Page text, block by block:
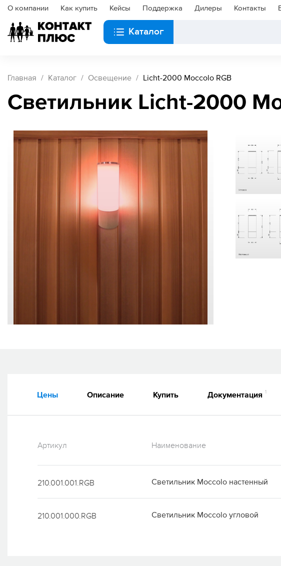
О компании Как купить Кейсы Поддержка Дилеры Контакты
Каталог
Главная Каталог Освещение Licht-2000 Moccolo RGB
Светильник Licht-2000
Цены Описание Купить Документация 1
Артикул Наименование
210.001.001.RGB Светильник Moccolo настенный
210.001.000.RGB Светильник Moccolo угловой